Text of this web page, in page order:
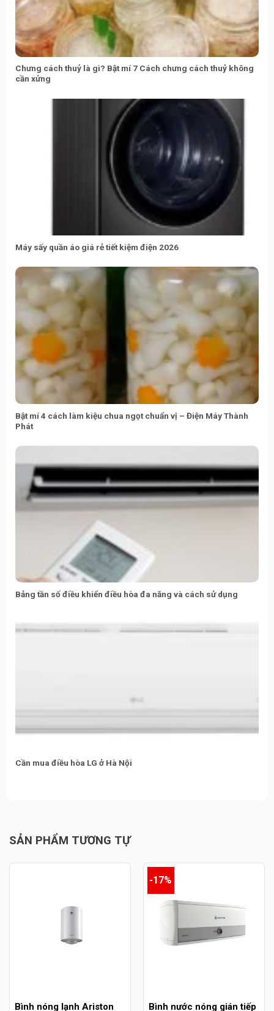
Chưng cách thuỷ là gì? Bật mí 7 Cách chưng cách thuỷ không
cần xửng
Máy sấy quần áo giá rẻ tiết kiệm điện 2026
Bật mí 4 cách làm kiệu chua ngọt chuẩn vị – Điện Máy Thành
Phát
Bảng tần số điều khiển điều hòa đa năng và cách sử dụng
Cần mua điều hòa LG ở Hà Nội
SẢN PHẨM TƯƠNG TỰ
Bình nóng lạnh Ariston
-17%
Bình nước nóng gián tiếp